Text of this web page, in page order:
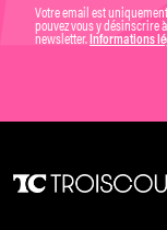
Votre email est
pouvez vous y désinscrire
newsletter. Informations